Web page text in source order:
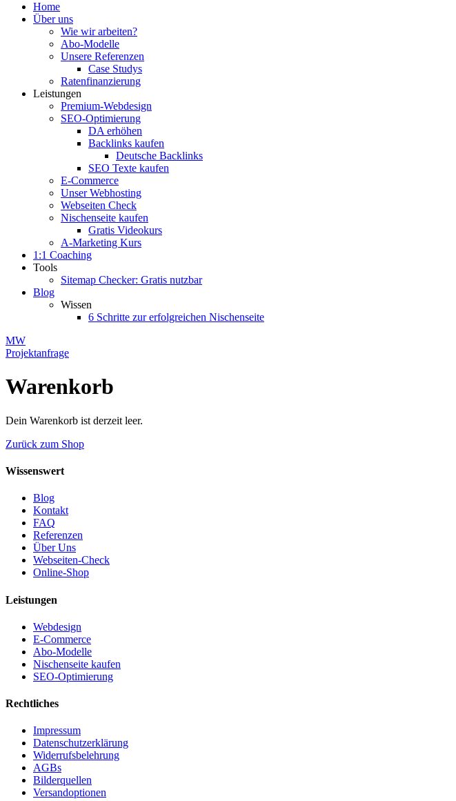
Home
Über uns
Wie wir arbeiten?
Abo-Modelle
Unsere Referenzen
Case Studys
Ratenfinanzierung
Leistungen
Premium-Webdesign
SEO-Optimierung
DA erhöhen
Backlinks kaufen
Deutsche Backlinks
SEO Texte kaufen
E-Commerce
Unser Webhosting
Webseiten Check
Nischenseite kaufen
Gratis Videokurs
A-Marketing Kurs
1:1 Coaching
Tools
Sitemap Checker: Gratis nutzbar
Blog
Wissen
6 Schritte zur erfolgreichen Nischenseite
MW
Projektanfrage
Warenkorb
Dein Warenkorb ist derzeit leer.
Zurück zum Shop
Wissenswert
Blog
Kontakt
FAQ
Referenzen
Über Uns
Webseiten-Check
Online-Shop
Leistungen
Webdesign
E-Commerce
Abo-Modelle
Nischenseite kaufen
SEO-Optimierung
Rechtliches
Impressum
Datenschutzerklärung
Widerrufsbelehrung
AGBs
Bilderquellen
Versandoptionen